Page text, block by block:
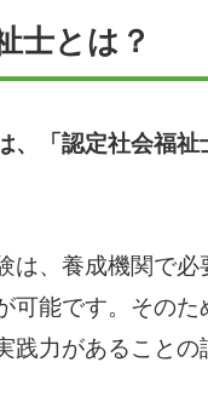
士とは？
、「認定社会福
は、養成機関で
可能です。その
践力があることの